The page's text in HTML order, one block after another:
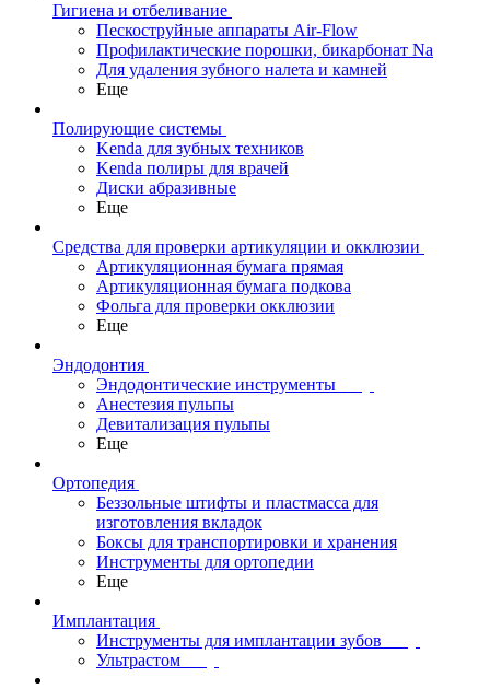
Гигиена и отбеливание
Пескоструйные аппараты Air-Flow
Профилактические порошки, бикарбонат Na
Для удаления зубного налета и камней
Еще
Полирующие системы
Kenda для зубных техников
Kenda полиры для врачей
Диски абразивные
Еще
Средства для проверки артикуляции и окклюзии
Артикуляционная бумага прямая
Артикуляционная бумага подкова
Фольга для проверки окклюзии
Еще
Эндодонтия
Эндодонтические инструменты
Анестезия пульпы
Девитализация пульпы
Еще
Ортопедия
Беззольные штифты и пластмасса для
изготовления вкладок
Боксы для транспортировки и хранения
Инструменты для ортопедии
Еще
Имплантация
Инструменты для имплантации зубов
Ультрастом